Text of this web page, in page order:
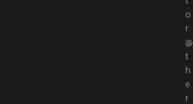
o
r
@
t
h
e
r